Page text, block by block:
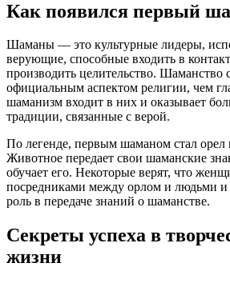
Как появился первый
Шаманы — это культурные лидеры,
верующие, способные входить в
производить целительство. Шаманство
официальным аспектом религии, чем
шаманизм входит в них и оказывает
традиции, связанные с верой.
По легенде, первым шаманом стал
Животное передает свои шаманские
обучает его. Некоторые верят, что
посредниками между орлом и людьми
роль в передаче знаний о шаманстве.
Секреты успеха в
жизни